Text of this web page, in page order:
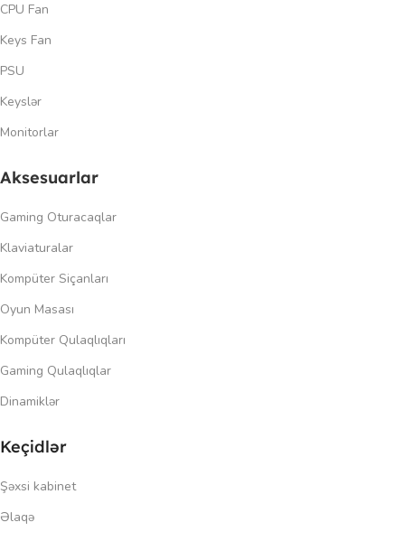
CPU Fan
Keys Fan
PSU
Keyslər
Monitorlar
Aksesuarlar
Gaming Oturacaqlar
Klaviaturalar
Kompüter Siçanları
Oyun Masası
Kompüter Qulaqlıqları
Gaming Qulaqlıqlar
Dinamiklər
Keçidlər
Şəxsi kabinet
Əlaqə